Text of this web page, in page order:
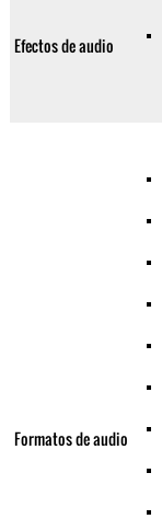
Efectos de audio
Formatos de audio